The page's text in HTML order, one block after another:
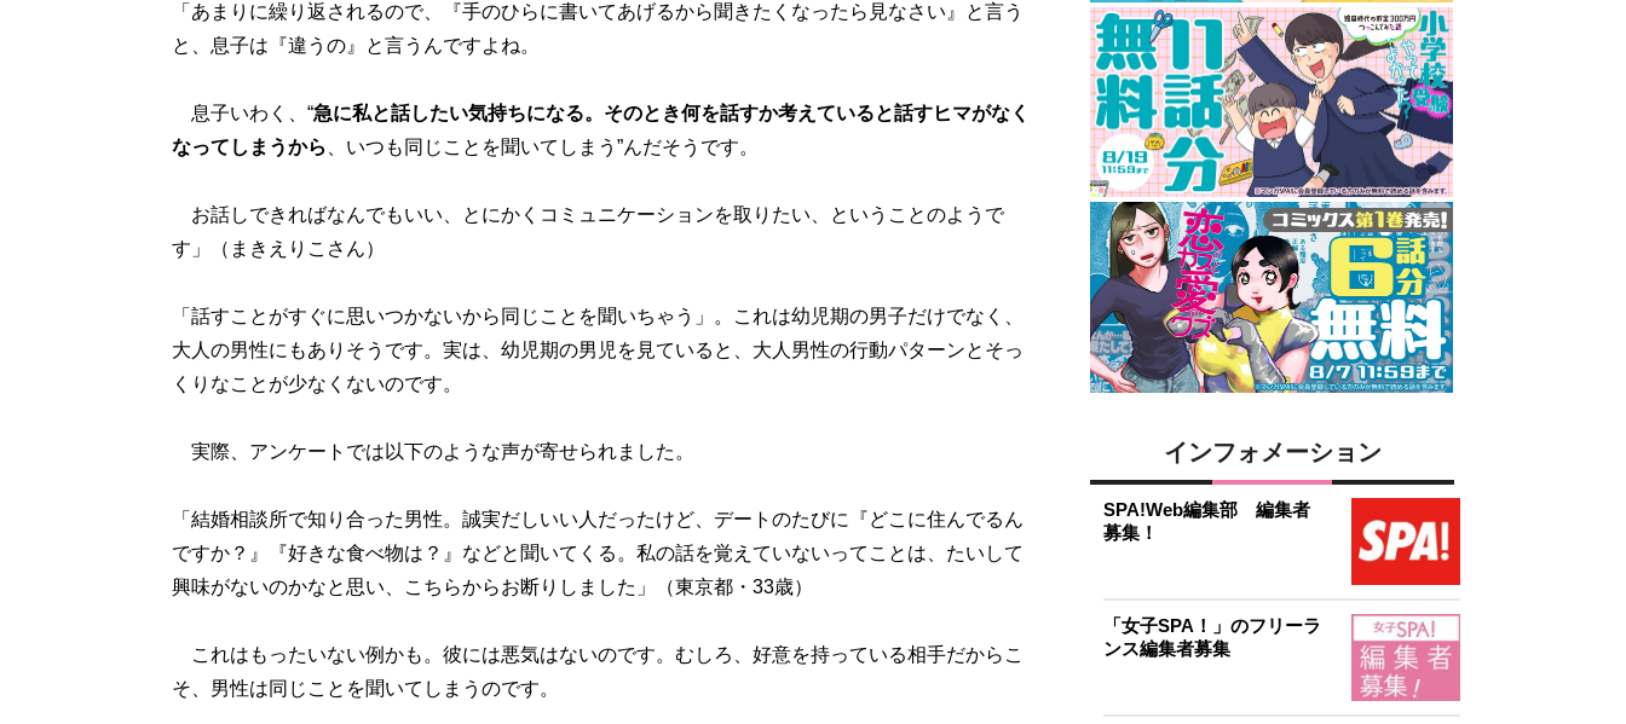
「あまりに繰り返されるので、『手のひらに書いてあげるから聞きたくなったら見なさい』と言う
と、息子は『違うの』と言うんですよね。
息子いわく、“急に私と話したい気持ちになる。そのとき何を話すか考えていると話すヒマがなく
なってしまうから
、いつも同じことを聞いてしまう”んだそうです。
お話しできればなんでもいい、とにかくコミュニケーションを取りたい、ということのようで
す」（まきえりこさん）
「話すことがすぐに思いつかないから同じことを聞いちゃう」。これは幼児期の男子だけでなく、
大人の男性にもありそうです。実は、幼児期の男児を見ていると、大人男性の行動パターンとそっ
くりなことが少なくないのです。
実際、アンケートでは以下のような声が寄せられました。
「結婚相談所で知り合った男性。誠実だしいい人だったけど、デートのたびに『どこに住んでるん
ですか？』『好きな食べ物は？』などと聞いてくる。私の話を覚えていないってことは、たいして
興味がないのかなと思い、こちらからお断りしました」（東京都・33歳）
これはもったいない例かも。彼には悪気はないのです。むしろ、好意を持っている相手だからこ
そ、男性は同じことを聞いてしまうのです。
インフォメーション
SPA!Web編集部 編集者
募集！
「女子SPA！」のフリーラ
ンス編集者募集